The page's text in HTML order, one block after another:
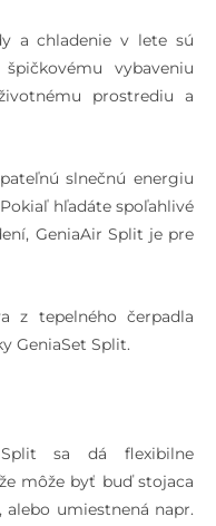
a chladenie v lete sú
vybaveniu
prostrediu a
slnečnú energiu
hľadáte spoľahlivé
GeniaAir Split je pre
z tepelného čerpadla
GeniaSet Split.
Split sa dá flexibilne
môže byť buď stojaca
alebo umiestnená napr.